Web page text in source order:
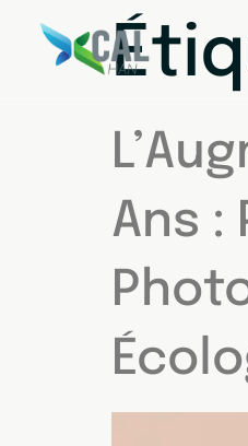
Ans :